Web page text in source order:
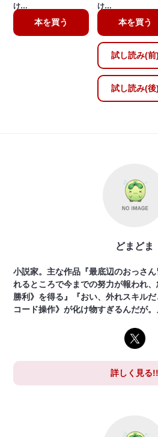
け…
本を買う
け…
本を買う
試し読み(前)
試し読み(後)
どまどま
小説家。主な作品『最底辺のおっさ
れるところで今までの努力が報われ
勝利》を得る』『おい、外れスキル
コード操作》が化け物すぎるんだが。
詳しく見る!!